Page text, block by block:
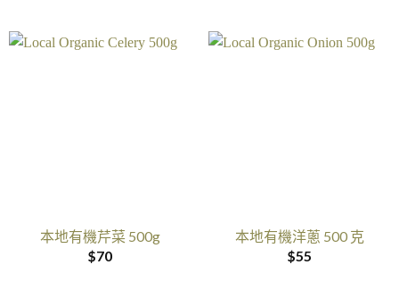
本地有機芹菜 500g
$70
本地有機洋蔥 500 克
$55